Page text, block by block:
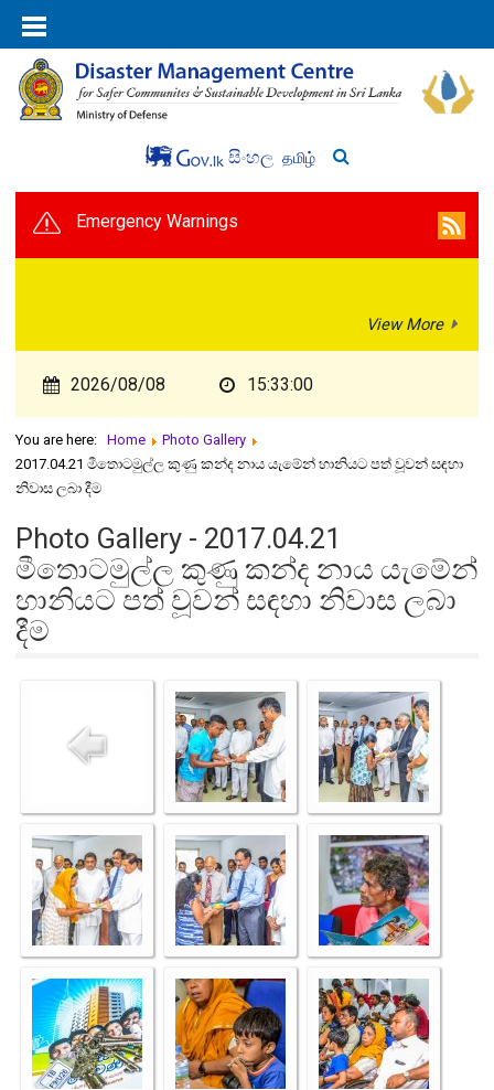
සිංහල தமிழ்
Emergency Warnings
View More
2026/08/08 15:33:00
You are here: Home
Photo Gallery
2017.04.21 මීතොටමුල්ල කුණු කන්ද නාය යැමේන් හානියට පත් වූවන් සඳහා
නිවාස ලබා දීම
Photo Gallery - 2017.04.21
මීතොටමුල්ල කුණු කන්ද නාය යැමේන්
හානියට පත් වූවන් සඳහා නිවාස ලබා
දීම